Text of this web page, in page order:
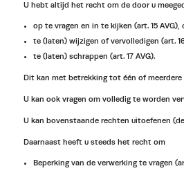
U hebt altijd het recht om de door u
op te vragen en in te kijken (art. 15
te (laten) wijzigen of vervolledigen (art.
te (laten) schrappen (art. 17 AVG).
Dit kan met betrekking tot één of
U kan ook vragen om volledig te worden
U kan bovenstaande rechten uitoefenen
Daarnaast heeft u steeds het recht om
Beperking van de verwerking te vragen